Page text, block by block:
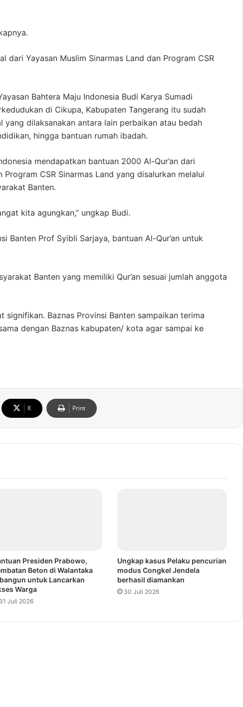
dari Yayasan Muslim Sinarmas Land dan Program CSR
Bahtera Maju Indonesia Budi Karya Sumadi
di Cikupa, Kabupaten Tangerang itu sudah
dilaksanakan antara lain perbaikan atau bedah
hingga bantuan rumah ibadah.
mendapatkan bantuan 2000 Al-Qur’an dari
Program CSR Sinarmas Land yang disalurkan melalui
Banten.
kita agungkan,” ungkap Budi.
Banten Prof Syibli Sarjaya, bantuan Al-Qur’an untuk
Banten yang memiliki Qur’an sesuai jumlah anggota
signifikan. Baznas Provinsi Banten sampaikan terima
dengan Baznas kabupaten/ kota agar sampai ke
X Print
Presiden Prabowo,
Beton di Walantaka
untuk Lancarkan
Warga
31 Juli 2026
Ungkap kasus Pelaku pencurian
modus Congkel Jendela
berhasil diamankan
30 Juli 2026